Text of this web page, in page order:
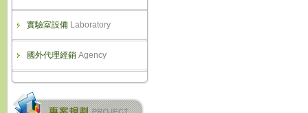
實驗室設備 Laboratory
國外代理經銷 Agency